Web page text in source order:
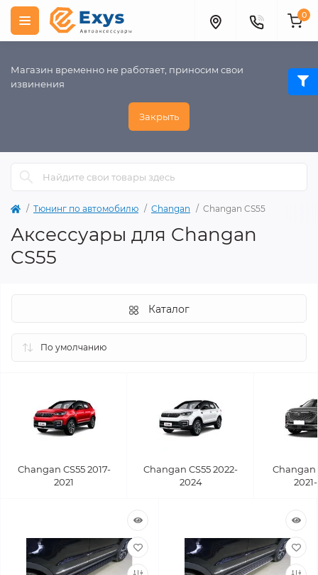
Магазин временно не работает, приносим свои
извинения
Закрыть
0
Тюнинг по автомобилю Changan Changan CS55
Аксессуары для Changan
CS55
Каталог
Changan CS55 2017-
2021
Changan CS55 2022-
2024
Changan